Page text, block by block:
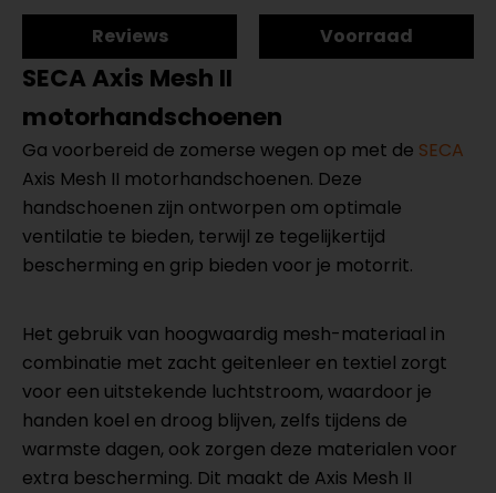
Reviews Voorraad
SECA Axis Mesh II
motorhandschoenen
Ga voorbereid de zomerse wegen op met de SECA
Axis Mesh II motorhandschoenen. Deze
handschoenen zijn ontworpen om optimale
ventilatie te bieden, terwijl ze tegelijkertijd
bescherming en grip bieden voor je motorrit.
Het gebruik van hoogwaardig mesh-materiaal in
combinatie met zacht geitenleer en textiel zorgt
voor een uitstekende luchtstroom, waardoor je
handen koel en droog blijven, zelfs tijdens de
warmste dagen, ook zorgen deze materialen voor
extra bescherming. Dit maakt de Axis Mesh II